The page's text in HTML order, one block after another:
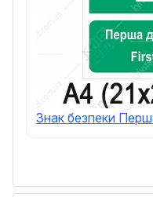
Знак безпеки